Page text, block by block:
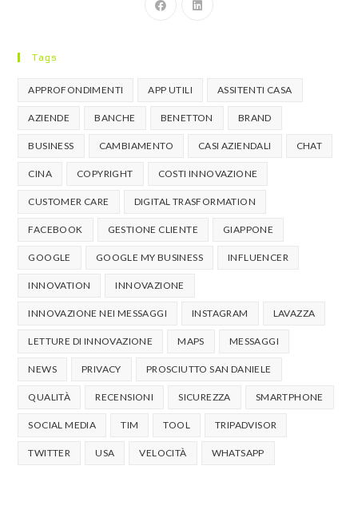
Tags
APPROFONDIMENTI APP UTILI ASSITENTI CASA
AZIENDE BANCHE BENETTON BRAND
BUSINESS CAMBIAMENTO CASI AZIENDALI CHAT
CINA COPYRIGHT COSTI INNOVAZIONE
CUSTOMER CARE DIGITAL TRASFORMATION
FACEBOOK GESTIONE CLIENTE GIAPPONE
GOOGLE GOOGLE MY BUSINESS INFLUENCER
INNOVATION INNOVAZIONE
INNOVAZIONE NEI MESSAGGI INSTAGRAM LAVAZZA
LETTURE DI INNOVAZIONE MAPS MESSAGGI
NEWS PRIVACY PROSCIUTTO SAN DANIELE
QUALITÀ RECENSIONI SICUREZZA SMARTPHONE
SOCIAL MEDIA TIM TOOL TRIPADVISOR
TWITTER USA VELOCITÀ WHATSAPP